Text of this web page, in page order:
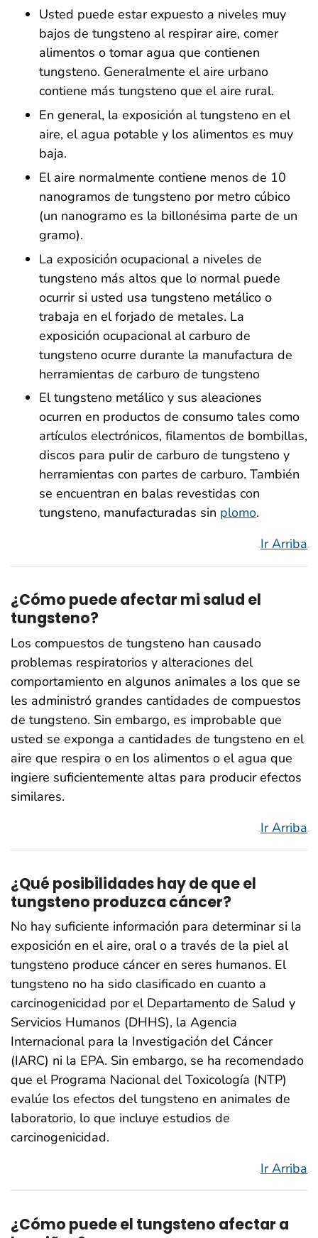
Usted puede estar expuesto a niveles muy
bajos de tungsteno al respirar aire, comer
alimentos o tomar agua que contienen
tungsteno. Generalmente el aire urbano
contiene más tungsteno que el aire rural.
En general, la exposición al tungsteno en el
aire, el agua potable y los alimentos es muy
baja.
El aire normalmente contiene menos de 10
nanogramos de tungsteno por metro cúbico
(un nanogramo es la billonésima parte de un
gramo).
La exposición ocupacional a niveles de
tungsteno más altos que lo normal puede
ocurrir si usted usa tungsteno metálico o
trabaja en el forjado de metales. La
exposición ocupacional al carburo de
tungsteno ocurre durante la manufactura de
herramientas de carburo de tungsteno
El tungsteno metálico y sus aleaciones
ocurren en productos de consumo tales como
artículos electrónicos, filamentos de bombillas,
discos para pulir de carburo de tungsteno y
herramientas con partes de carburo. También
se encuentran en balas revestidas con
tungsteno, manufacturadas sin plomo.
Ir Arriba
¿Cómo puede afectar mi salud el
tungsteno?
Los compuestos de tungsteno han causado
problemas respiratorios y alteraciones del
comportamiento en algunos animales a los que se
les administró grandes cantidades de compuestos
de tungsteno. Sin embargo, es improbable que
usted se exponga a cantidades de tungsteno en el
aire que respira o en los alimentos o el agua que
ingiere suficientemente altas para producir efectos
similares.
Ir Arriba
¿Qué posibilidades hay de que el
tungsteno produzca cáncer?
No hay suficiente información para determinar si la
exposición en el aire, oral o a través de la piel al
tungsteno produce cáncer en seres humanos. El
tungsteno no ha sido clasificado en cuanto a
carcinogenicidad por el Departamento de Salud y
Servicios Humanos (DHHS), la Agencia
Internacional para la Investigación del Cáncer
(IARC) ni la EPA. Sin embargo, se ha recomendado
que el Programa Nacional del Toxicología (NTP)
evalúe los efectos del tungsteno en animales de
laboratorio, lo que incluye estudios de
carcinogenicidad.
Ir Arriba
¿Cómo puede el tungsteno afectar a